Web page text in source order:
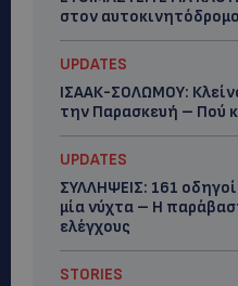
στον
UPDATES
ΙΣΑΑΚ-ΣΟΛΩΜΟΥ:
την Παρασκευή – Πού
UPDATES
ΣΥΛΛΗΨΕΙΣ: 161
μία νύχτα – Η
ελέγχους
STORIES